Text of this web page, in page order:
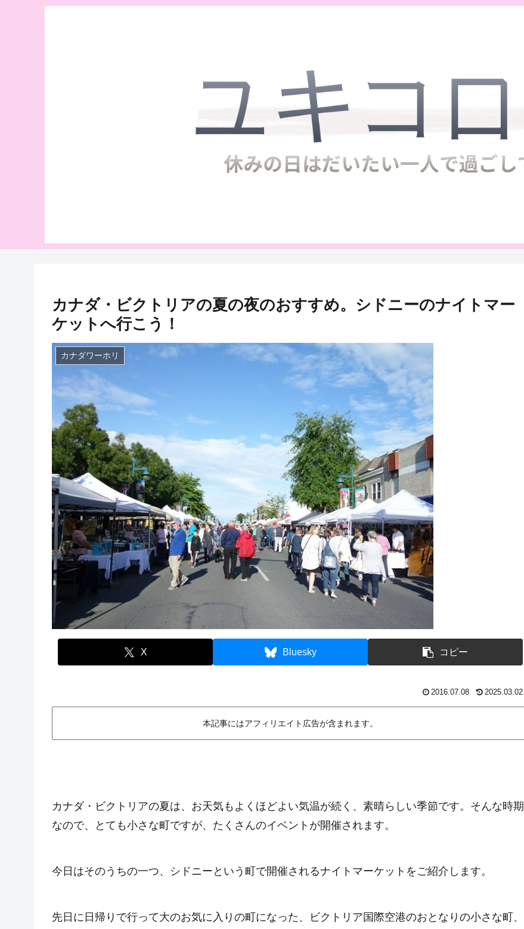
カナダ・ビクトリアの夏の夜のおすすめ。シドニーのナイトマー
ケットへ行こう！
カナダワーホリ
X Bluesky コピー
2016.07.08 2025.03.02
本記事にはアフィリエイト広告が含まれます。
カナダ・ビクトリアの夏は、お天気もよくほどよい気温が続く、素晴らしい季節です。そんな時期
なので、とても小さな町ですが、たくさんのイベントが開催されます。
今日はそのうちの一つ、シドニーという町で開催されるナイトマーケットをご紹介します。
先日に日帰りで行って大のお気に入りの町になった、ビクトリア国際空港のおとなりの小さな町、